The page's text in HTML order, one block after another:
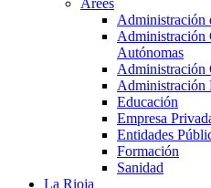
Àrees
Administración
Administración
Autónomas
Administración
Administración
Educación
Empresa
Entidades
Formación
Sanidad
La Rioja